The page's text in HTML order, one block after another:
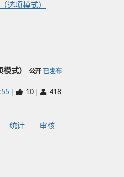
选项模式）
模式） 公开 已发布
10 418
统计 审核